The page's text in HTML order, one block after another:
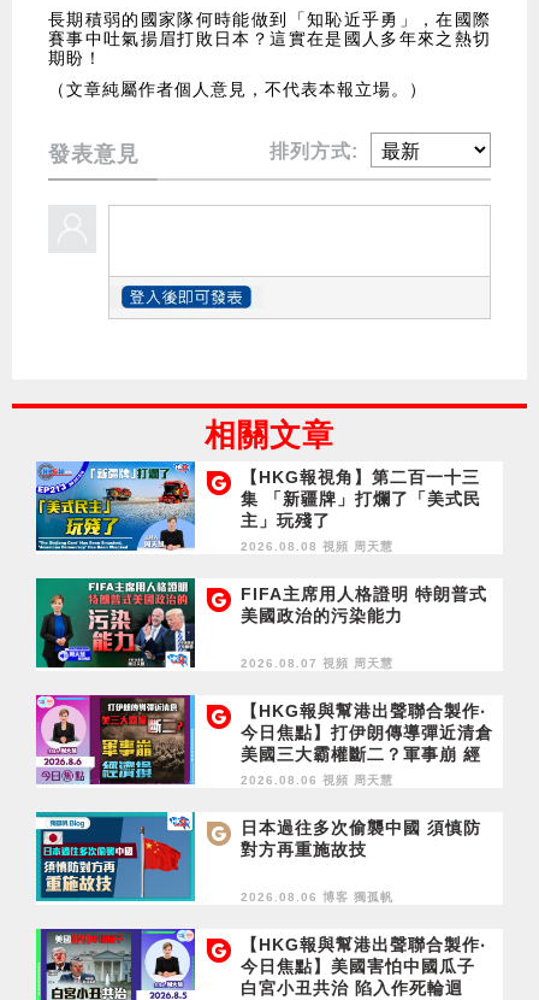
長期積弱的國家隊何時能做到「知恥近乎勇」，在國際
賽事中吐氣揚眉打敗日本？這實在是國人多年來之熱切
期盼！
（文章純屬作者個人意見，不代表本報立場。）
發表意見 排列方式:
相關文章
【HKG報視角】第二百一十三
集 「新疆牌」打爛了「美式民
主」玩殘了
2026.08.08 視頻 周天慧
FIFA主席用人格證明 特朗普式
美國政治的污染能力
2026.08.07 視頻 周天慧
【HKG報與幫港出聲聯合製作‧
今日焦點】打伊朗傳導彈近清倉
美國三大霸權斷二？軍事崩 經
濟損
2026.08.06 視頻 周天慧
日本過往多次偷襲中國 須慎防
對方再重施故技
2026.08.06 博客 獨孤帆
【HKG報與幫港出聲聯合製作‧
今日焦點】美國害怕中國瓜子
白宮小丑共治 陷入作死輪迴